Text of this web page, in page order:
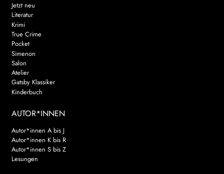
Jetzt neu
Literatur
Krimi
True Crime
Pocket
Simenon
Salon
Atelier
Gatsby Klassiker
Kinderbuch
AUTOR*INNEN
Autor*innen A bis J
Autor*innen K bis R
Autor*innen S bis Z
Lesungen